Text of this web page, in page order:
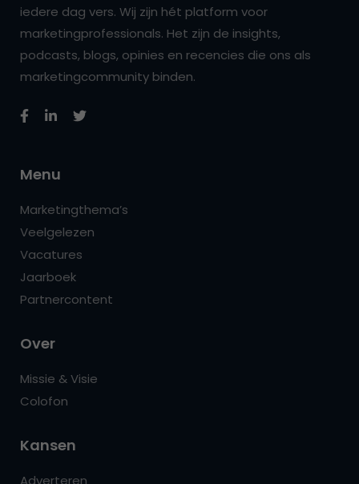
iedere dag vers. Wij zijn hét platform voor
marketingprofessionals. Het zijn de insights,
podcasts, blogs, opinies en recencies die ons als
marketingcommunity binden.
Menu
Marketingthema’s
Veelgelezen
Vacatures
Jaarboek
Partnercontent
Over
Missie & Visie
Colofon
Kansen